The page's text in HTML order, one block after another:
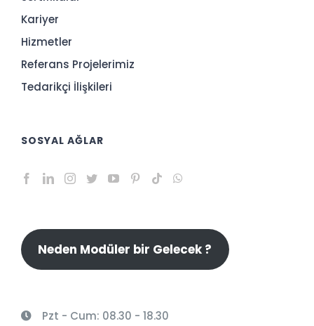
Kariyer
Hizmetler
Referans Projelerimiz
Tedarikçi İlişkileri
SOSYAL AĞLAR
Neden Modüler bir Gelecek ?
Pzt - Cum: 08.30 - 18.30